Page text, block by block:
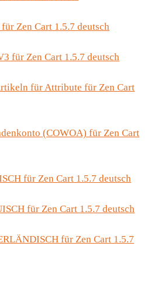
Zen Cart 1.5.7 deutsch
für Zen Cart 1.5.7 deutsch
für Attribute für Zen Cart
(COWOA) für Zen Cart
für Zen Cart 1.5.7 deutsch
für Zen Cart 1.5.7 deutsch
für Zen Cart 1.5.7